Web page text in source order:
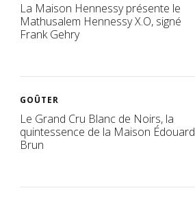
La Maison Hennessy présente le
Mathusalem Hennessy X.O, signé
Frank Gehry
GOÛTER
Le Grand Cru Blanc de Noirs, la
quintessence de la Maison Édouard
Brun